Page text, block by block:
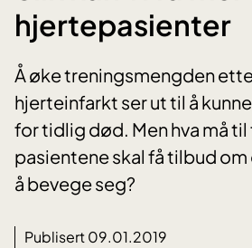
hjertepasienter
Å øke treningsmengden
hjerteinfarkt ser ut til å
for tidlig død. Men hva må til
pasientene skal få tilbud
å bevege seg?
Publisert 09.01.2019